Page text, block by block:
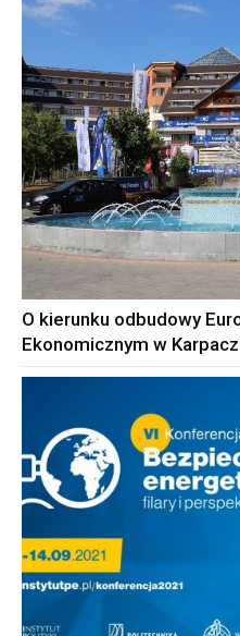
O kierunku odbudowy
Ekonomicznym w